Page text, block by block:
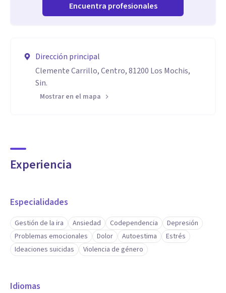
Encuentra profesionales
Dirección principal
Clemente Carrillo, Centro, 81200 Los Mochis,
Sin.
Mostrar en el mapa
Experiencia
Especialidades
Gestión de la ira Ansiedad Codependencia
Depresión
Problemas emocionales
Dolor Autoestima
Estrés
Ideaciones suicidas
Violencia de género
Idiomas